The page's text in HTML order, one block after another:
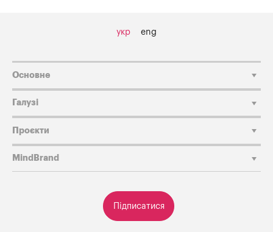
укр eng
Підписатися
Основне
Галузі
Проєкти
MindBrand